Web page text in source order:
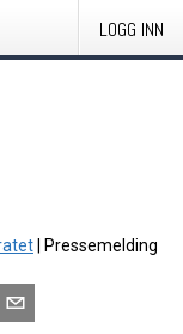
LOGG INN
Pressemelding